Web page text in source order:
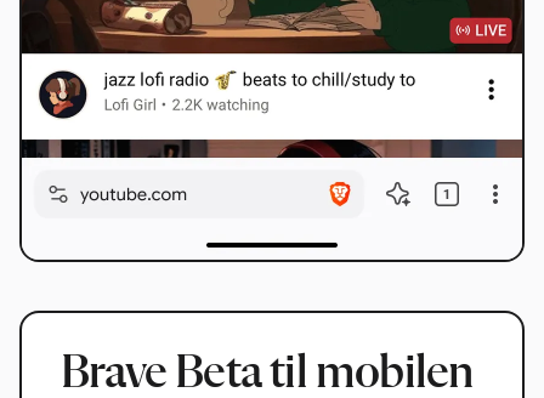
Brave Beta til mobilen